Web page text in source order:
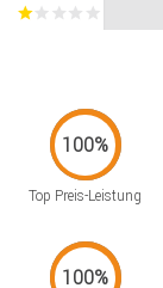
Top Preis-Leistung